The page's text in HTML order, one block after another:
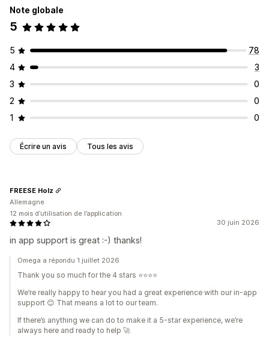
Note globale
5
5
78
4
3
3
0
2
0
1
0
Écrire un avis Tous les avis
30 juin 2026
in app support is great :-) thanks!
FREESE Holz
Allemagne
12 mois d’utilisation de l’application
Omega a répondu 1 juillet 2026
Thank you so much for the 4 stars ⭐⭐⭐⭐
We’re really happy to hear you had a great experience with our in‑app
support 😊 That means a lot to our team.
If there’s anything we can do to make it a 5‑star experience, we’re
always here and ready to help 🚀